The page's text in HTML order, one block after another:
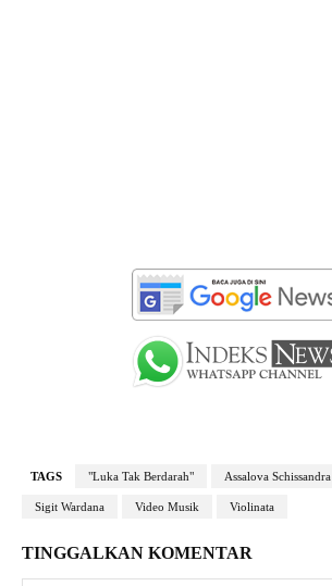
TAGS "Luka Tak Berdarah" Assalova Schissandra
Sigit Wardana Video Musik Violinata
TINGGALKAN KOMENTAR